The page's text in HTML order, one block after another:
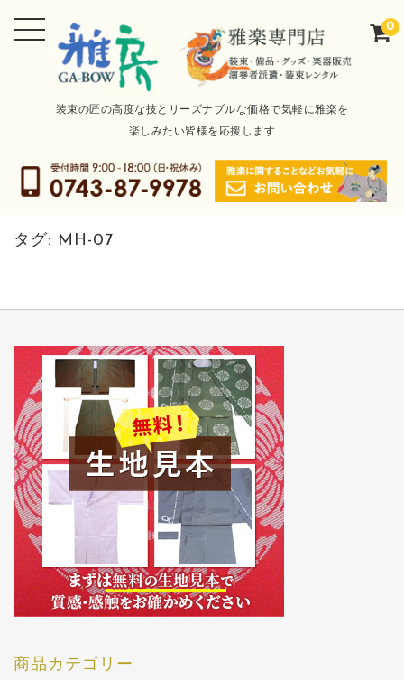
装束の匠の高度な技とリーズナブルな価格で気軽に雅楽を
楽しみたい皆様を応援します
0
タグ: MH-07
商品カテゴリー